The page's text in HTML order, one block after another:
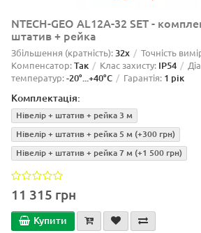
NTECH-GEO AL12A-32 SET -
штатив + рейка
Збільшення (кратність):32x Точність
Компенсатор:Так Клас захисту: IP54
температур:-20°...+40°C Гарантія: 1 рік
Комплектація:
Нівелір + штатив + рейка 3 м
Нівелір + штатив + рейка 5 м (+300 грн)
Нівелір + штатив + рейка 7 м (+1 500 грн)
11 315 грн
Купити